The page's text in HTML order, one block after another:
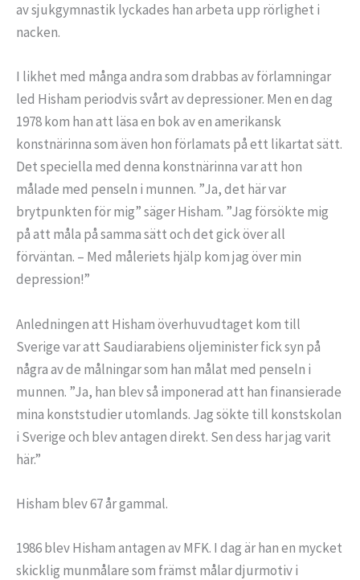
av sjukgymnastik lyckades han arbeta upp rörlighet i
nacken.
I likhet med många andra som drabbas av förlamningar
led Hisham periodvis svårt av depressioner. Men en dag
1978 kom han att läsa en bok av en amerikansk
konstnärinna som även hon förlamats på ett likartat sätt.
Det speciella med denna konstnärinna var att hon
målade med penseln i munnen. ”Ja, det här var
brytpunkten för mig” säger Hisham. ”Jag försökte mig
på att måla på samma sätt och det gick över all
förväntan. – Med måleriets hjälp kom jag över min
depression!”
Anledningen att Hisham överhuvudtaget kom till
Sverige var att Saudiarabiens oljeminister fick syn på
några av de målningar som han målat med penseln i
munnen. ”Ja, han blev så imponerad att han finansierade
mina konststudier utomlands. Jag sökte till konstskolan
i Sverige och blev antagen direkt. Sen dess har jag varit
här.”
Hisham blev 67 år gammal.
1986 blev Hisham antagen av MFK. I dag är han en mycket
skicklig munmålare som främst målar djurmotiv i